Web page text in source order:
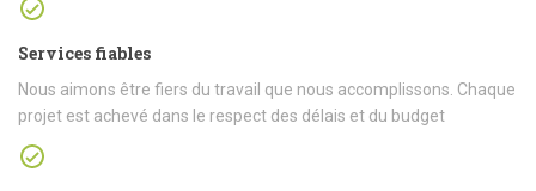
Services fiables
Nous aimons être fiers du travail que nous accomplissons. Chaque
projet est achevé dans le respect des délais et du budget